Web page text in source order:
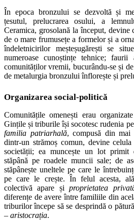
În epoca bronzului se dezvoltă și
țesutul, prelucrarea osului, a
Ceramica, grosolană la început,
de o mare frumusețe a formelor și a
îndeletnicirilor meșteșugărești se
numeroase cunoștințe tehnice;
comunităților vremii, bucurându-se și
de metalurgia bronzului înflorește și
Organizarea social-politică
Comunitățile omenești erau
Gințile și triburile își socotesc rudenia
familia patriarhală, compusă din mai
dintr-un strămoș comun, devine
societății; ea muncește un lot primit
stăpână pe roadele muncii sale; de
stăpânește uneltele pe care le
pe care le crește. În felul acesta,
colectivă apare șiproprietatea
diferențe de avere între familiile din
triburilor începe să se desprindă o
– aristocrația.